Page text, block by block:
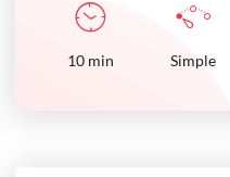
10 min Simple